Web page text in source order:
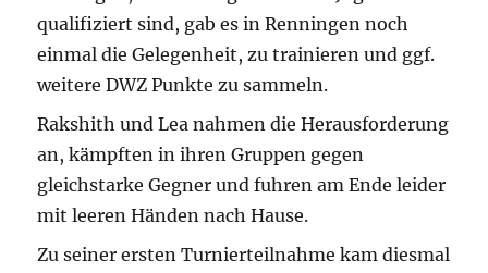
qualifiziert sind, gab es in Renningen noch
einmal die Gelegenheit, zu trainieren und ggf.
weitere DWZ Punkte zu sammeln.
Rakshith und Lea nahmen die Herausforderung
an, kämpften in ihren Gruppen gegen
gleichstarke Gegner und fuhren am Ende leider
mit leeren Händen nach Hause.
Zu seiner ersten Turnierteilnahme kam diesmal